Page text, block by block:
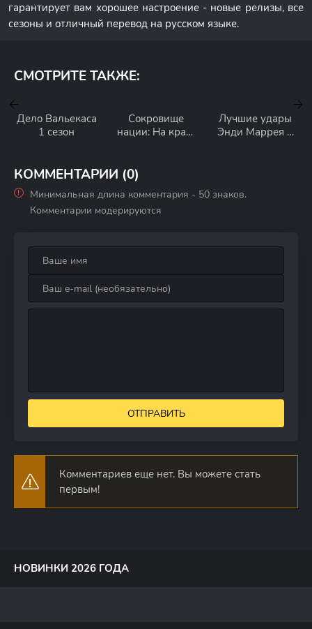
гарантирует вам хорошее настроение - новые релизы, все
сезоны и отличный перевод на русском языке.
СМОТРИТЕ ТАКЖЕ:
Дело Вальекаса
1 сезон
Сокровище
нации: На краю
Лучшие удары
Энди Маррея 1
КОММЕНТАРИИ (0)
Минимальная длина комментария - 50 знаков.
Комментарии модерируются
ОТПРАВИТЬ
Комментариев еще нет. Вы можете стать
первым!
НОВИНКИ 2026 ГОДА